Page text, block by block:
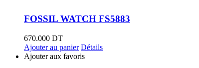
FOSSIL WATCH FS5883
670.000 DT
Ajouter au panier Détails
Ajouter aux favoris